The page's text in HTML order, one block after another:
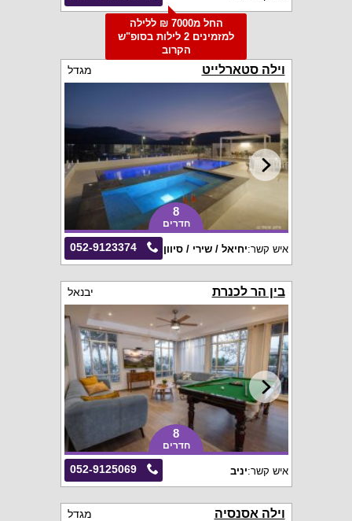
החל מ7000 ₪ ללילה
למזמינים 2 לילות בסופ"ש
הקרוב
וילה סטארלייט מגדל
8
חדרים
052-9123374 איש קשר:יחיאל / שירי / סיוון
בין הר לכנרת יבנאל
8
חדרים
052-9125069 איש קשר:יניב
וילה אסנסיה מגדל